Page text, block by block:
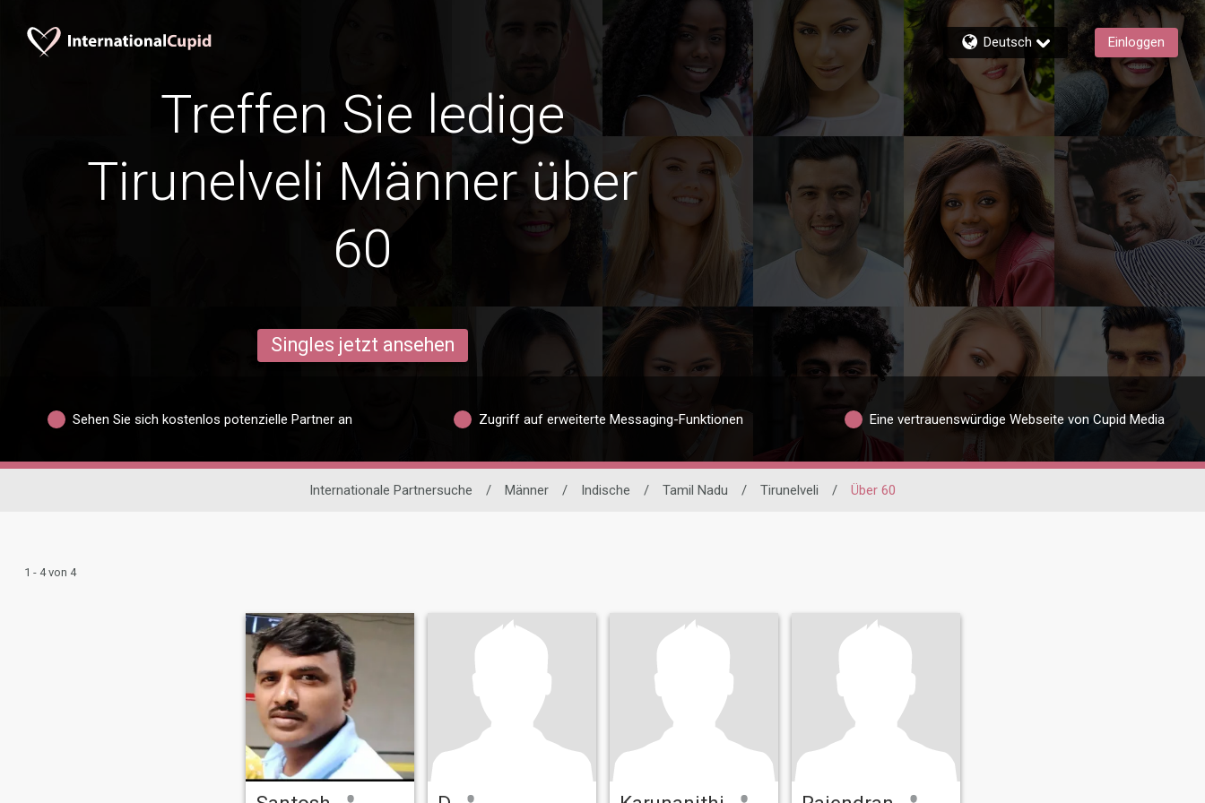
Deutsch Einloggen
Treffen Sie ledige
Tirunelveli Männer über
60
Singles jetzt ansehen
Sehen Sie sich kostenlos potenzielle Partner an Zugriff auf erweiterte Messaging-Funktionen Eine vertrauenswürdige Webseite von Cupid Media
Internationale Partnersuche / Männer / Indische / Tamil Nadu / Tirunelveli / Über 60
1 - 4 von 4